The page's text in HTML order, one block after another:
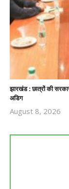
झारखंड : छात्रों की
अडिग
August 8, 2026